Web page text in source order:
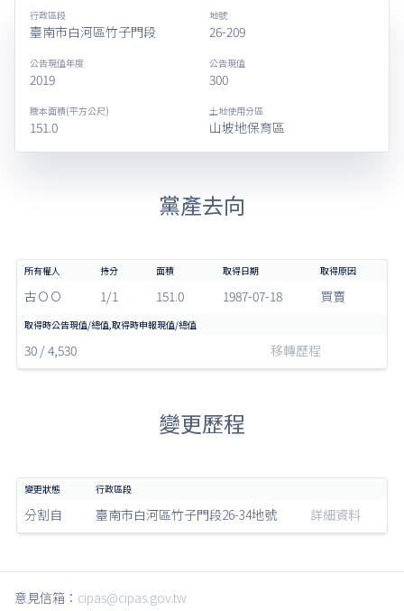
行政區段
臺南市白河區竹子門段
地號
26-209
公告現值年度
2019
公告現值
300
謄本面積(平方公尺)
151.0
土地使用分區
山坡地保育區
黨產去向
古ＯＯ 1/1 151.0 1987-07-18 買賣
30 / 4,530 移轉歷程
變更歷程
分割自 臺南市白河區竹子門段26-34地號 詳細資料
意見信箱： cipas@cipas.gov.tw